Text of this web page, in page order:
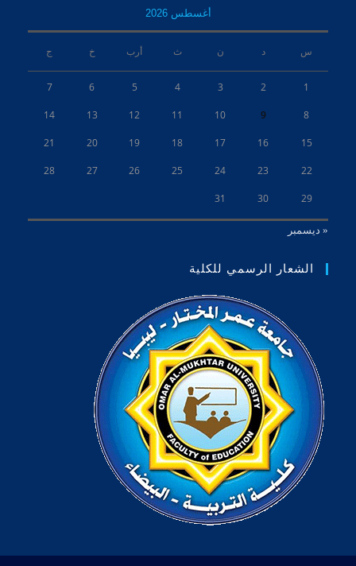
أغسطس 2026
س د ن ث أرب خ ج
1
2
3
4
5
6
7
8
9
10
11
12
13
14
15
16
17
18
19
20
21
22
23
24
25
26
27
28
29
30
31
« ديسمبر
الشعار الرسمي للكلية